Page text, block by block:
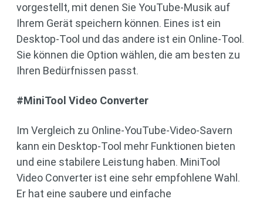
vorgestellt, mit denen Sie YouTube-Musik auf
Ihrem Gerät speichern können. Eines ist ein
Desktop-Tool und das andere ist ein Online-Tool.
Sie können die Option wählen, die am besten zu
Ihren Bedürfnissen passt.
#MiniTool Video Converter
Im Vergleich zu Online-YouTube-Video-Savern
kann ein Desktop-Tool mehr Funktionen bieten
und eine stabilere Leistung haben. MiniTool
Video Converter ist eine sehr empfohlene Wahl.
Er hat eine saubere und einfache